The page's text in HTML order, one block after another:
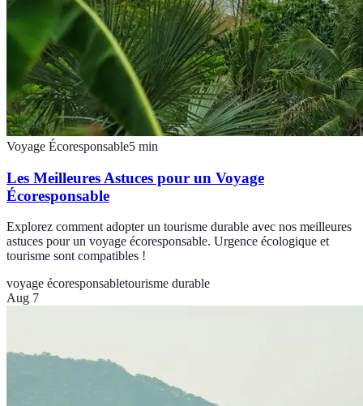
Voyage Écoresponsable5 min
Les Meilleures Astuces pour un Voyage
Écoresponsable
Explorez comment adopter un tourisme durable avec nos meilleures
astuces pour un voyage écoresponsable. Urgence écologique et
tourisme sont compatibles !
voyage écoresponsabletourisme durable
Aug 7